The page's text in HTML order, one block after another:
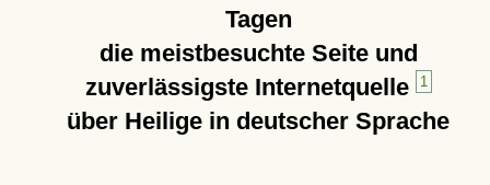
Tagen
die meistbesuchte Seite und
zuverlässigste Internetquelle
1
über Heilige in deutscher Sprache